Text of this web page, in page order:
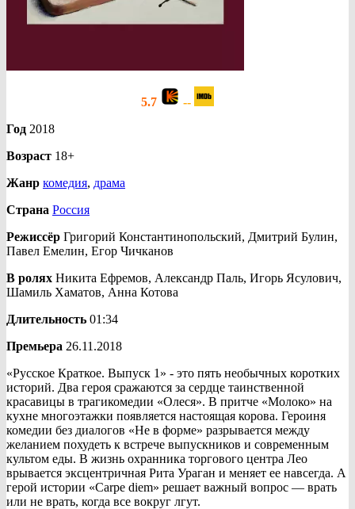
5.7
--
Год 2018
Возраст 18+
Жанр комедия, драма
Страна Россия
Режиссёр Григорий Константинопольский, Дмитрий Булин,
Павел Емелин, Егор Чичканов
В ролях Никита Ефремов, Александр Паль, Игорь Ясулович,
Шамиль Хаматов, Анна Котова
Длительность 01:34
Премьера 26.11.2018
«Русское Краткое. Выпуск 1» - это пять необычных коротких
историй. Два героя сражаются за сердце таинственной
красавицы в трагикомедии «Олеся». В притче «Молоко» на
кухне многоэтажки появляется настоящая корова. Героиня
комедии без диалогов «Не в форме» разрывается между
желанием похудеть к встрече выпускников и современным
культом еды. В жизнь охранника торгового центра Лео
врывается эксцентричная Рита Ураган и меняет ее навсегда. А
герой истории «Carpe diem» решает важный вопрос — врать
или не врать, когда все вокруг лгут.